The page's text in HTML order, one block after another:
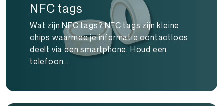
NFC tags
Wat zijn NFC tags? NFC tags zijn kleine
chips waarmee je informatie contactloos
deelt via een smartphone. Houd een
telefoon...